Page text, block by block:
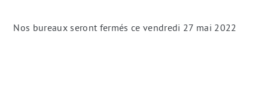
Nos bureaux seront fermés ce vendredi 27 mai 2022